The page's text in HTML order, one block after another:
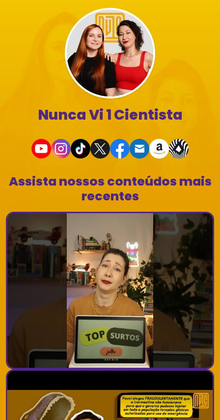
Nunca Vi 1 Cientista
Assista nossos conteúdos mais
recentes